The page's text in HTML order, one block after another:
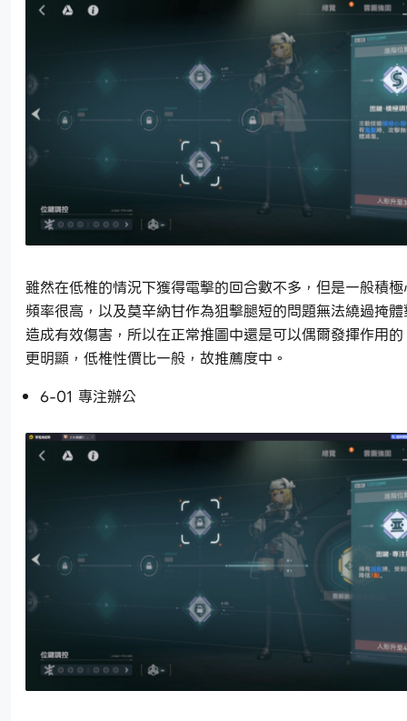
雖然在低椎的情況下獲得電擊的回合數不多，但是一般積
頻率很高，以及莫辛納甘作為狙擊腿短的問題無法繞過掩
造成有效傷害，所以在正常推圖中還是可以偶爾發揮作用
更明顯，低椎性價比一般，故推薦度中。
6-01 專注辦公